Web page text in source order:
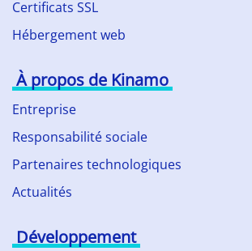
Certificats SSL
Hébergement web
À propos de Kinamo
Entreprise
Responsabilité sociale
Partenaires technologiques
Actualités
Développement